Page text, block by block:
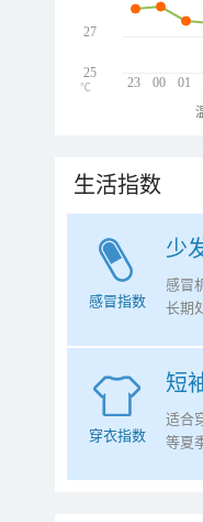
23 00 01
27
25
℃
生活指数
少
感冒指数
感冒
长期
短
穿衣指数
适合
等夏